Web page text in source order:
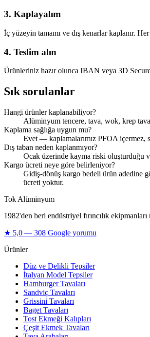
3. Kaplayalım
İç yüzeyin tamamı ve dış kenarlar kaplanır.
4. Teslim alın
Ürünleriniz hazır olunca IBAN veya 3D
Sık sorulanlar
Hangi ürünler kaplanabiliyor?
Alüminyum tencere, tava, wok, krep
Kaplama sağlığa uygun mu?
Evet — kaplamalarımız PFOA içermez,
Dış taban neden kaplanmıyor?
Ocak üzerinde kayma riski oluşturduğu
Kargo ücreti neye göre belirleniyor?
Gidiş-dönüş kargo bedeli ürün adedine
ücreti yoktur.
Tok Alüminyum
1982'den beri endüstriyel fırıncılık
★ 5,0 — 308 Google yorumu
Ürünler
Düz ve Delikli Tepsiler
İtalyan Model Tepsiler
Hamburger Tavaları
Sandviç Tavaları
Grissini Tavaları
Baget Tavaları
Tost Ekmeği Kalıpları
Çeşit Ekmek Tavaları